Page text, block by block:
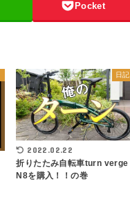
Pocket
日記
2022.02.22
折りたたみ自転車turn verge
N8を購入！！の巻